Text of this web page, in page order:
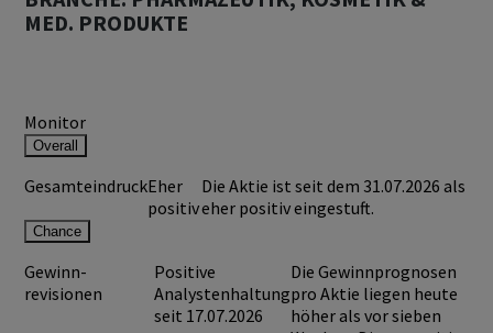
MED. PRODUKTE
Monitor
Overall
GesamteindruckEher
positiv
Die Aktie ist seit dem 31.07.2026 als
eher positiv eingestuft.
Chance
Gewinn-
revisionen
Positive
Analystenhaltung
seit 17.07.2026
Die Gewinnprognosen
pro Aktie liegen heute
höher als vor sieben